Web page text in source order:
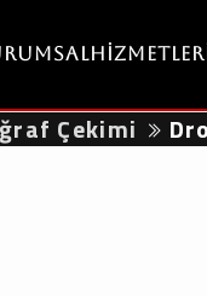
Çekimi